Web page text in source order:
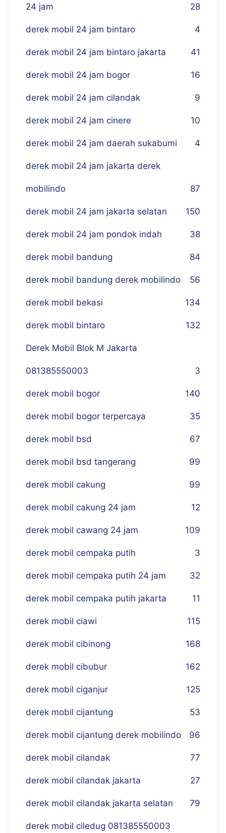
24 jam 28
derek mobil 24 jam bintaro 4
derek mobil 24 jam bintaro jakarta 41
derek mobil 24 jam bogor 16
derek mobil 24 jam cilandak 9
derek mobil 24 jam cinere 10
derek mobil 24 jam daerah sukabumi 4
derek mobil 24 jam jakarta derek
mobilindo 87
derek mobil 24 jam jakarta selatan 150
derek mobil 24 jam pondok indah 38
derek mobil bandung 84
derek mobil bandung derek mobilindo 56
derek mobil bekasi 134
derek mobil bintaro 132
Derek Mobil Blok M Jakarta
081385550003 3
derek mobil bogor 140
derek mobil bogor terpercaya 35
derek mobil bsd 67
derek mobil bsd tangerang 99
derek mobil cakung 99
derek mobil cakung 24 jam 12
derek mobil cawang 24 jam 109
derek mobil cempaka putih 3
derek mobil cempaka putih 24 jam 32
derek mobil cempaka putih jakarta 11
derek mobil ciawi 115
derek mobil cibinong 168
derek mobil cibubur 162
derek mobil ciganjur 125
derek mobil cijantung 53
derek mobil cijantung derek mobilindo 96
derek mobil cilandak 77
derek mobil cilandak jakarta 27
derek mobil cilandak jakarta selatan 79
derek mobil ciledug 081385550003